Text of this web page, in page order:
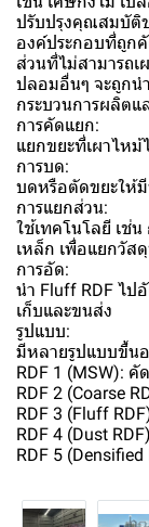
ปรับปรุงคุณสมบัติ
องค์ประกอบที่ถูก
ส่วนที่ไม่สามารถเ
ปลอมอื่นๆ จะถูกน
กระบวนการผลิตแ
การคัดแยก:
แยกขยะที่เผาไห
การบด:
บดหรือตัดขยะให้
การแยกส่วน:
ใช้เทคโนโลยี เช่
เหล็ก เพื่อแยกวัส
การอัด:
นำ Fluff RDF ไป
เก็บและขนส่ง
รูปแบบ:
มีหลายรูปแบบขึ้น
RDF 1 (MSW):
RDF 2 (Coarse
RDF 3 (Fluff
RDF 4 (Dust
RDF 5